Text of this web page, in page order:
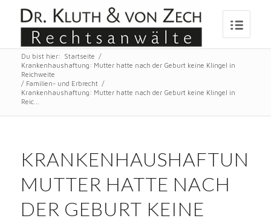
Du bist hier: Startseite
/
Krankenhaushaftung: Mutter hatte nach der Geburt keine Klingel in
Reichweite
/ Familien- und Erbrecht /
Krankenhaushaftung: Mutter hatte nach der Geburt keine Klingel in
Reic...
KRANKENHAUSHAFTUNG:
MUTTER HATTE NACH
DER GEBURT KEINE